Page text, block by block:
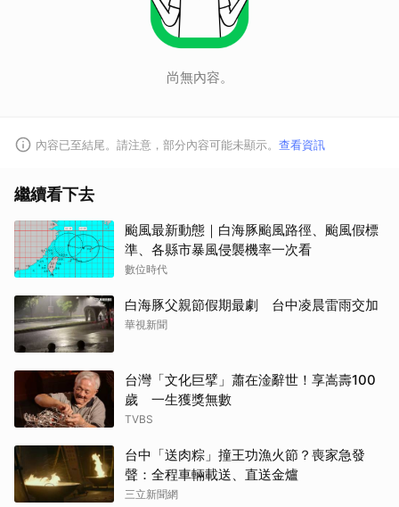
尚無內容。
內容已至結尾。請注意，部分內容可能未顯示。 查看資訊
繼續看下去
颱風最新動態｜白海豚颱風路徑、颱風假標
準、各縣市暴風侵襲機率一次看
數位時代
白海豚父親節假期最劇 台中凌晨雷雨交加
華視新聞
台灣「文化巨擘」蕭在淦辭世！享嵩壽100
歲 一生獲獎無數
TVBS
台中「送肉粽」撞王功漁火節？喪家急發
聲：全程車輛載送、直送金爐
三立新聞網